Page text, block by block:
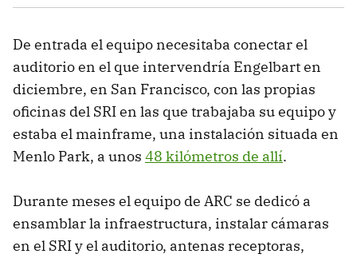
De entrada el equipo necesitaba conectar el
auditorio en el que intervendría Engelbart en
diciembre, en San Francisco, con las propias
oficinas del SRI en las que trabajaba su equipo y
estaba el mainframe, una instalación situada en
Menlo Park, a unos 48 kilómetros de allí.
Durante meses el equipo de ARC se dedicó a
ensamblar la infraestructura, instalar cámaras
en el SRI y el auditorio, antenas receptoras,